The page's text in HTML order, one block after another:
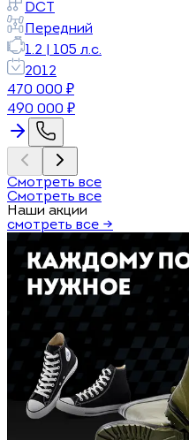
DCT
Передний
1.2
105 л.с.
2012
470 000 ₽
490 000 ₽
Смотреть все
Смотреть все
Наши акции
смотреть все →